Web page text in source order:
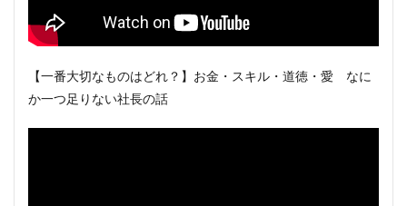
【一番大切なものはどれ？】お金・スキル・道徳・愛 なに
か一つ足りない社長の話